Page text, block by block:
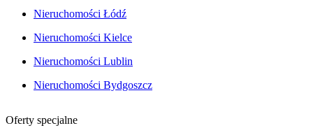
Nieruchomości Łódź
Nieruchomości Kielce
Nieruchomości Lublin
Nieruchomości Bydgoszcz
Oferty specjalne